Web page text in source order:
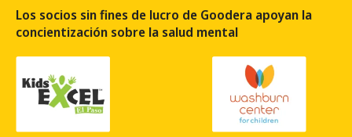
Los socios sin fines de lucro de Goodera apoyan la
concientización sobre la salud mental